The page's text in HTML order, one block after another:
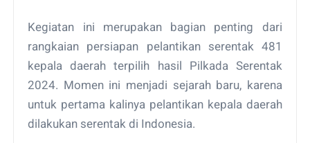
Kegiatan ini merupakan bagian penting dari
rangkaian persiapan pelantikan serentak 481
kepala daerah terpilih hasil Pilkada Serentak
2024. Momen ini menjadi sejarah baru, karena
untuk pertama kalinya pelantikan kepala daerah
dilakukan serentak di Indonesia.